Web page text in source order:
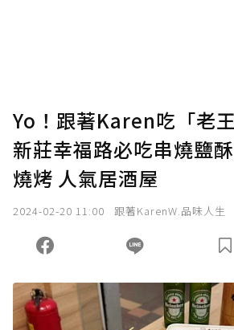
Yo！跟著Karen吃「老
新莊幸福路必吃串燒鹽
燒烤 人氣居酒屋
2024-02-20 11:00 跟著KarenW.品味人生